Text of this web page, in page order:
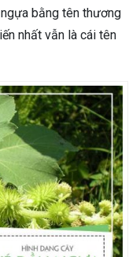
bằng tên thương
nhất vẫn là cái tên